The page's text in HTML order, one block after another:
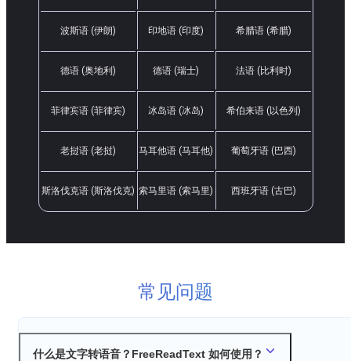
波斯语 (伊朗) 印地语 (印度) 希腊语 (希腊)
德语 (奥地利) 德语 (瑞士) 法语 (比利时)
菲律宾语 (菲律宾) 冰岛语 (冰岛) 希伯来语 (以色列)
老挝语 (老挝) 马耳他语 (马耳他) 葡萄牙语 (巴西)
斯洛伐克语 (斯洛伐克) 索马里语 (索马里) 西班牙语 (古巴)
常见问题
什么是文字转语音？FreeReadText 如何使用？